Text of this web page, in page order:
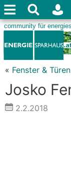
« Fenster & Türen
Josko
2.2.2018